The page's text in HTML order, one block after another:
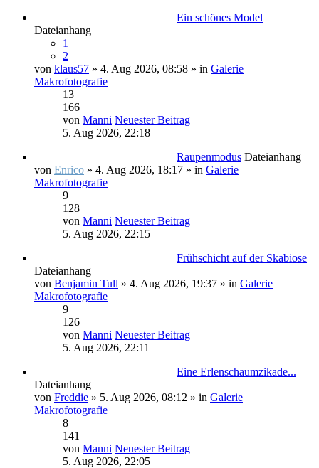
Ein schönes Model
Dateianhang
1
2
von klaus57 » 4. Aug 2026, 08:58 » in Galerie
Makrofotografie
13
166
von Manni Neuester Beitrag
5. Aug 2026, 22:18
Raupenmodus Dateianhang
von Enrico » 4. Aug 2026, 18:17 » in Galerie
Makrofotografie
9
128
von Manni Neuester Beitrag
5. Aug 2026, 22:15
Frühschicht auf der Skabiose
Dateianhang
von Benjamin Tull » 4. Aug 2026, 19:37 » in Galerie
Makrofotografie
9
126
von Manni Neuester Beitrag
5. Aug 2026, 22:11
Eine Erlenschaumzikade...
Dateianhang
von Freddie » 5. Aug 2026, 08:12 » in Galerie
Makrofotografie
8
141
von Manni Neuester Beitrag
5. Aug 2026, 22:05